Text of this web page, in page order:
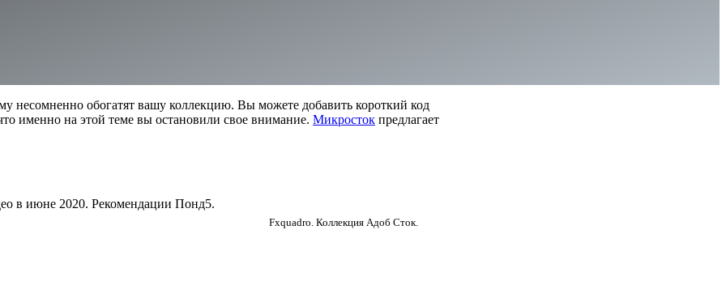
несомненно обогатят вашу коллекцию. Вы можете добавить короткий код
именно на этой теме вы остановили свое внимание. Микросток предлагает
Fxquadro. Коллекция Адоб Сток.